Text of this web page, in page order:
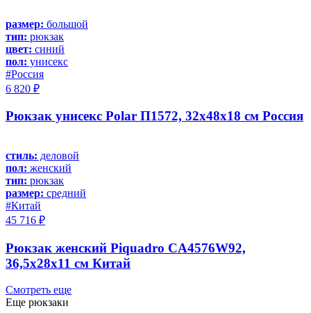
размер: большой
тип: рюкзак
цвет: синий
пол: унисекс
#Россия
6 820 ₽
Рюкзак унисекс Polar П1572, 32х48х18 см Россия
стиль: деловой
пол: женский
тип: рюкзак
размер: средний
#Китай
45 716 ₽
Рюкзак женский Piquadro CA4576W92,
36,5х28х11 см Китай
Смотреть еще
Еще рюкзаки